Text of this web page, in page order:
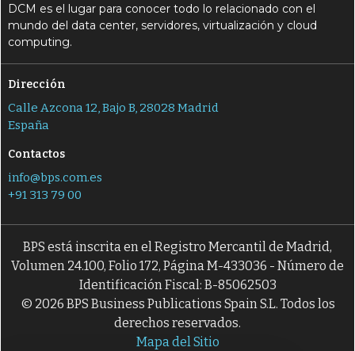
DCM es el lugar para conocer todo lo relacionado con el
mundo del data center, servidores, virtualización y cloud
computing.
Dirección
Calle Azcona 12, Bajo B, 28028 Madrid
España
Contactos
info@bps.com.es
+91 313 79 00
BPS está inscrita en el Registro Mercantil de Madrid,
Volumen 24.100, Folio 172, Página M-433036 - Número de
Identificación Fiscal: B-85062503
© 2026 BPS Business Publications Spain S.L. Todos los
derechos reservados.
Mapa del Sitio